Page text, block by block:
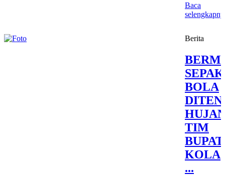
Baca
Berita
SEPAK
BOLA
TIM
KOLA
...